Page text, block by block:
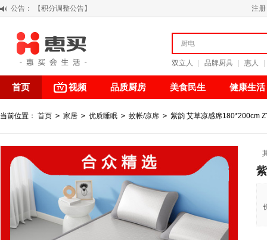
公告：
阳春三月 惠买带你感受第一颗黄果柑的清新甘甜
【公告】防诈骗提醒
【积分调整公告】
注册
双立人 品牌厨具 惠人
首页 视频 品质厨房 美食民生 健康生活
当前位置： 首页 > 家居 > 优质睡眠 > 蚊帐/凉席 > 紫韵 艾草凉感席180*200cm